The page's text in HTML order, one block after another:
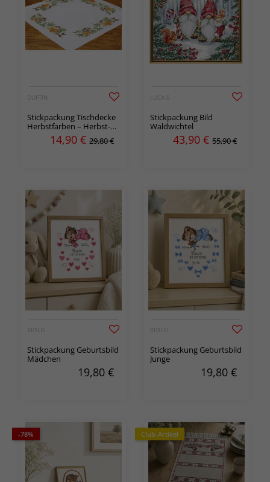
DUFTIN
Stickpackung Tischdecke
Herbstfarben – Herbst-
Tischdecke in Kreuzstich
auf Aida14,90 € 29,80 €
LUCA-S
Stickpackung Bild
Waldwichtel
43,90 € 55,90 €
RIOLIS
Stickpackung Geburtsbild
Mädchen
19,80 €
RIOLIS
Stickpackung Geburtsbild
Junge
19,80 €
-78% Club-Artikel